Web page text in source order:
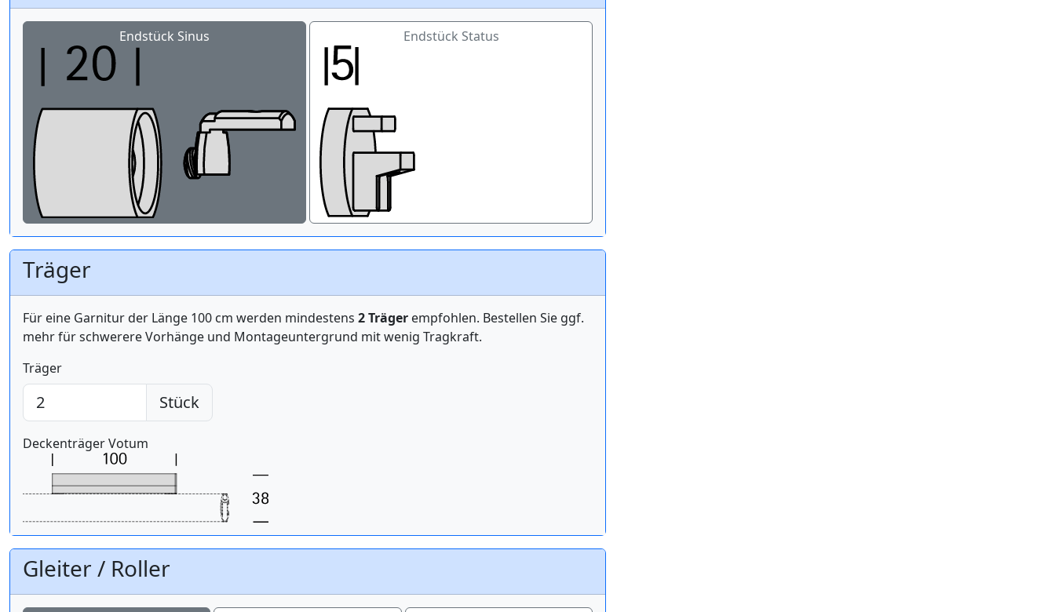
Endstück Sinus Endstück Status
Träger
Für eine Garnitur der Länge 100 cm werden mindestens 2 Träger empfohlen. Bestellen Sie ggf.
mehr für schwerere Vorhänge und Montageuntergrund mit wenig Tragkraft.
Träger
Stück
Deckenträger Votum
Gleiter / Roller